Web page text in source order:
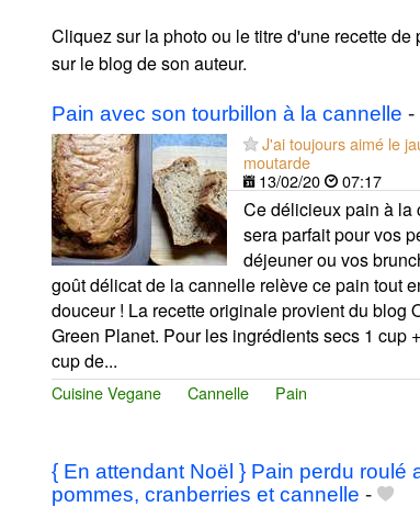
Cliquez sur la photo ou le titre d'une recette
sur le blog de son auteur.
Pain avec son tourbillon à la cannelle -
J'ai toujours aimé le
moutarde
13/02/20
07:17
Ce délicieux pain à la
sera parfait pour vos
déjeuner ou vos
goût délicat de la cannelle relève ce pain tout
douceur ! La recette originale provient du blog
Green Planet. Pour les ingrédients secs 1 cup
cup de...
Cuisine Vegane Cannelle Pain
{ En attendant Noël } Pain perdu roulé
pommes, cranberries et cannelle -